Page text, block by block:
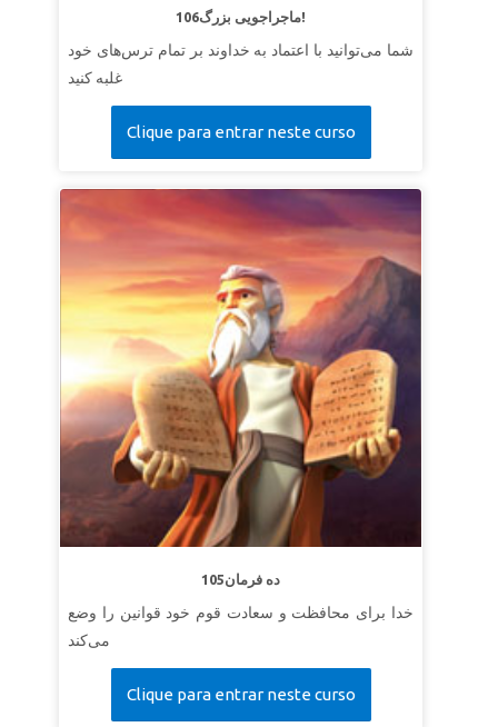
106ماجراجویی بزرگ!
شما می‌توانید با اعتماد به خداوند بر تمام ترس‌های خود
غلبه کنید
Clique para entrar neste curso
105ده فرمان
خدا برای محافظت و سعادت قوم خود قوانین را وضع
می‌کند
Clique para entrar neste curso